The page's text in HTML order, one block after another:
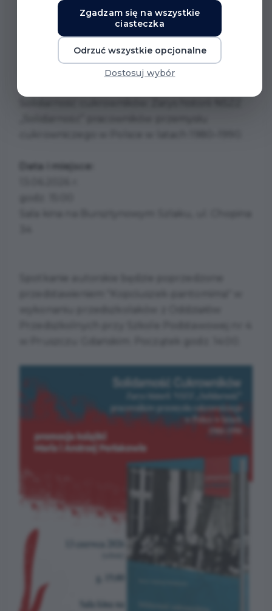
Z MARIĄ I ANDRZEJEM
PERLAKAMI
W sobotę, 13 czerwca 2026 r. odbędzie się
Data i miejsce:
Zgadzam się na wszystkie
ciasteczka
Odrzuć wszystkie opcjonalne
Dostosuj wybór